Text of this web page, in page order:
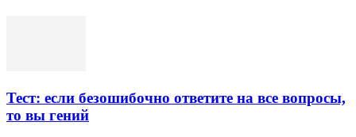
Тест: если безошибочно ответите на все вопросы,
то вы гений